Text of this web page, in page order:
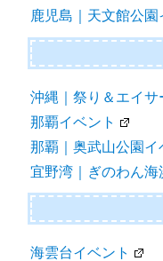
鹿児島｜天文館公園
沖縄｜祭り＆エイサ
那覇イベント
那覇｜奥武山公園イ
宜野湾｜ぎのわん海
海雲台イベント